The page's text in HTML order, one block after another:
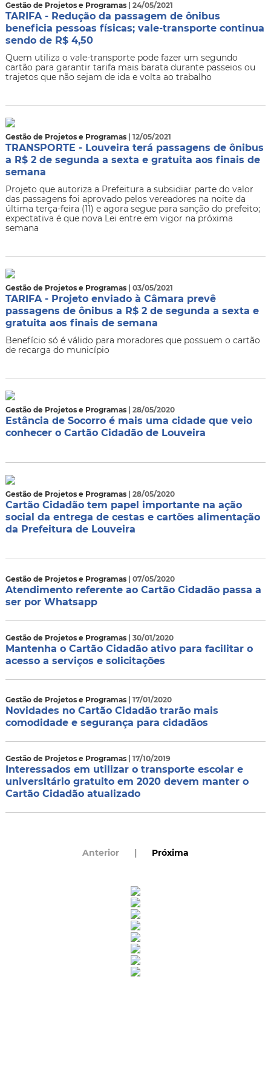
Gestão de Projetos e Programas | 24/05/2021
TARIFA - Redução da passagem de ônibus
beneficia pessoas físicas; vale-transporte continua
sendo de R$ 4,50
Quem utiliza o vale-transporte pode fazer um segundo
cartão para garantir tarifa mais barata durante passeios ou
trajetos que não sejam de ida e volta ao trabalho
Gestão de Projetos e Programas | 12/05/2021
TRANSPORTE - Louveira terá passagens de ônibus
a R$ 2 de segunda a sexta e gratuita aos finais de
semana
Projeto que autoriza a Prefeitura a subsidiar parte do valor
das passagens foi aprovado pelos vereadores na noite da
última terça-feira (11) e agora segue para sanção do prefeito;
expectativa é que nova Lei entre em vigor na próxima
semana
Gestão de Projetos e Programas | 03/05/2021
TARIFA - Projeto enviado à Câmara prevê
passagens de ônibus a R$ 2 de segunda a sexta e
gratuita aos finais de semana
Benefício só é válido para moradores que possuem o cartão
de recarga do município
Gestão de Projetos e Programas | 28/05/2020
Estância de Socorro é mais uma cidade que veio
conhecer o Cartão Cidadão de Louveira
Gestão de Projetos e Programas | 28/05/2020
Cartão Cidadão tem papel importante na ação
social da entrega de cestas e cartões alimentação
da Prefeitura de Louveira
Gestão de Projetos e Programas | 07/05/2020
Atendimento referente ao Cartão Cidadão passa a
ser por Whatsapp
Gestão de Projetos e Programas | 30/01/2020
Mantenha o Cartão Cidadão ativo para facilitar o
acesso a serviços e solicitações
Gestão de Projetos e Programas | 17/01/2020
Novidades no Cartão Cidadão trarão mais
comodidade e segurança para cidadãos
Gestão de Projetos e Programas | 17/10/2019
Interessados em utilizar o transporte escolar e
universitário gratuito em 2020 devem manter o
Cartão Cidadão atualizado
Anterior | Próxima